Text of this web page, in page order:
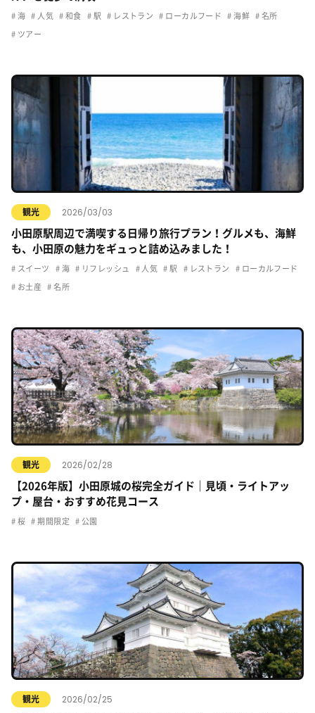
海 人気 和食 駅 レストラン ローカルフード 海鮮 名所
ツアー
観光 2026/03/03
小田原駅周辺で満喫する日帰り旅行プラン！グルメも、海鮮
も、小田原の魅力をギュっと詰め込みました！
スイーツ 海 リフレッシュ 人気 駅 レストラン ローカルフード
お土産 名所
観光 2026/02/28
【2026年版】小田原城の桜完全ガイド｜見頃・ライトアッ
プ・屋台・おすすめ花見コース
桜 期間限定 公園
観光 2026/02/25